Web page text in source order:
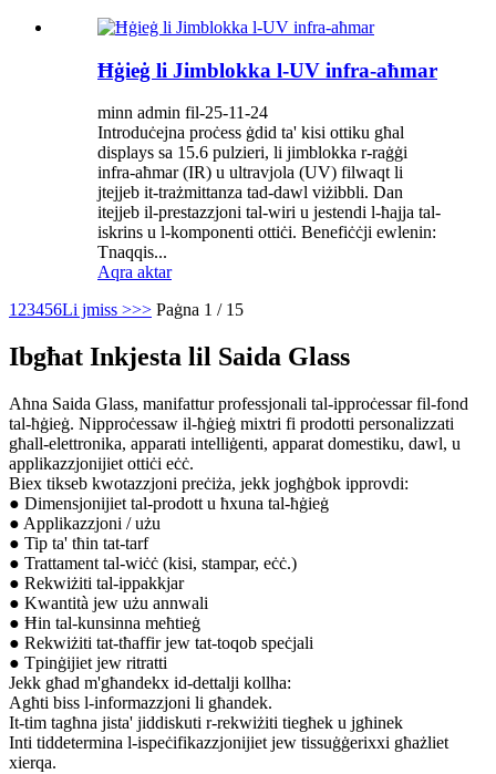
Ħġieġ li Jimblokka l-UV infra-aħmar
minn admin fil-25-11-24
Introduċejna proċess ġdid ta' kisi ottiku għal
displays sa 15.6 pulzieri, li jimblokka r-raġġi
infra-aħmar (IR) u ultravjola (UV) filwaqt li
jtejjeb it-trażmittanza tad-dawl viżibbli. Dan
itejjeb il-prestazzjoni tal-wiri u jestendi l-ħajja tal-
iskrins u l-komponenti ottiċi. Benefiċċji ewlenin:
Tnaqqis...
Aqra aktar
1 23456Li jmiss >>> Paġna 1 / 15
Ibgħat Inkjesta lil Saida Glass
Aħna Saida Glass, manifattur professjonali tal-ipproċessar fil-fond
tal-ħġieġ. Nipproċessaw il-ħġieġ mixtri fi prodotti personalizzati
għall-elettronika, apparati intelliġenti, apparat domestiku, dawl, u
applikazzjonijiet ottiċi eċċ.
Biex tikseb kwotazzjoni preċiża, jekk jogħġbok ipprovdi:
● Dimensjonijiet tal-prodott u ħxuna tal-ħġieġ
● Applikazzjoni / użu
● Tip ta' tħin tat-tarf
● Trattament tal-wiċċ (kisi, stampar, eċċ.)
● Rekwiżiti tal-ippakkjar
● Kwantità jew użu annwali
● Ħin tal-kunsinna meħtieġ
● Rekwiżiti tat-tħaffir jew tat-toqob speċjali
● Tpinġijiet jew ritratti
Jekk għad m'għandekx id-dettalji kollha:
Agħti biss l-informazzjoni li għandek.
It-tim tagħna jista' jiddiskuti r-rekwiżiti tiegħek u jgħinek
Inti tiddetermina l-ispeċifikazzjonijiet jew tissuġġerixxi għażliet
xierqa.